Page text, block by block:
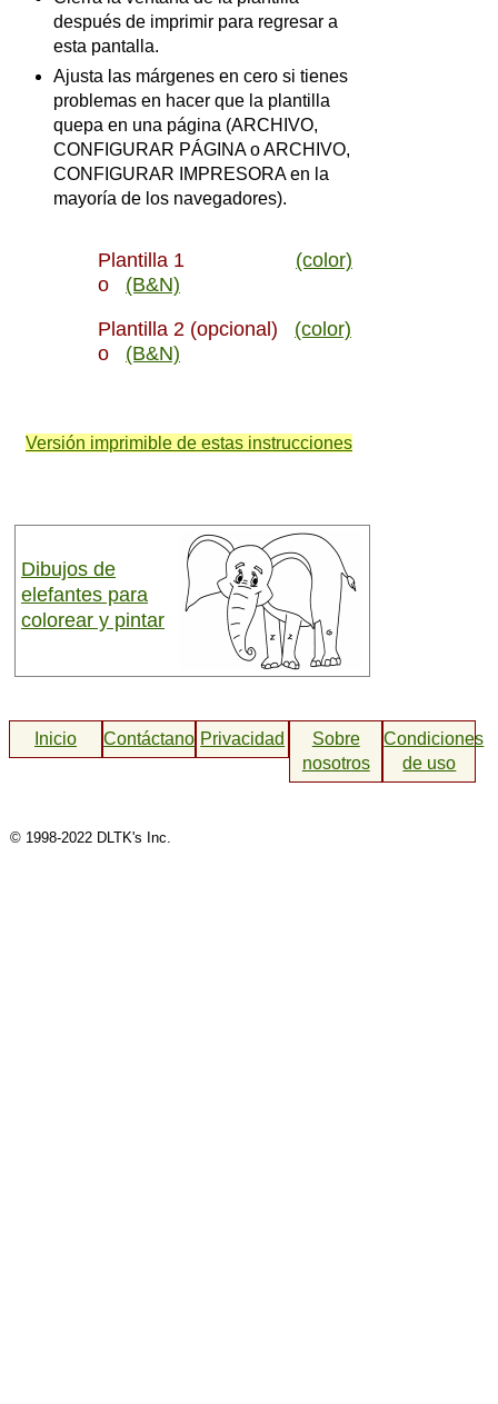
después de imprimir para regresar a
esta pantalla.
Ajusta las márgenes en cero si tienes
problemas en hacer que la plantilla
quepa en una página (ARCHIVO,
CONFIGURAR PÁGINA o ARCHIVO,
CONFIGURAR IMPRESORA en la
mayoría de los navegadores).
Plantilla 1 (color)
o (B&N)
Plantilla 2 (opcional) (color)
o (B&N)
Versión imprimible de estas instrucciones
Dibujos de
elefantes para
colorear y pintar
Inicio ContáctanosPrivacidad
Sobre
nosotros
Condiciones
de uso
© 1998-2022 DLTK's Inc.